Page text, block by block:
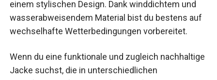
wasserabweisendem Material bist du bestens
auf wechselhafte Wetterbedingungen
vorbereitet.
Wenn du eine funktionale und zugleich
nachhaltige Jacke suchst, die in